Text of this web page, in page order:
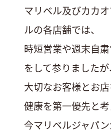
マリベル及びカカ
ルの各店舗では、
時短営業や週末自
をして参りましたが
大切なお客様とお
健康を第一優先と考
今マリベルジャパ